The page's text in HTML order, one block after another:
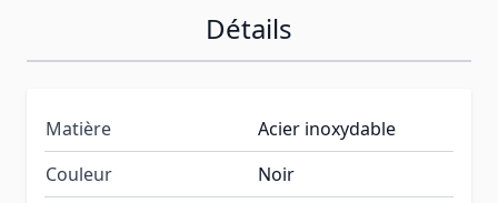
Détails
Matière
Acier inoxydable
Couleur
Noir